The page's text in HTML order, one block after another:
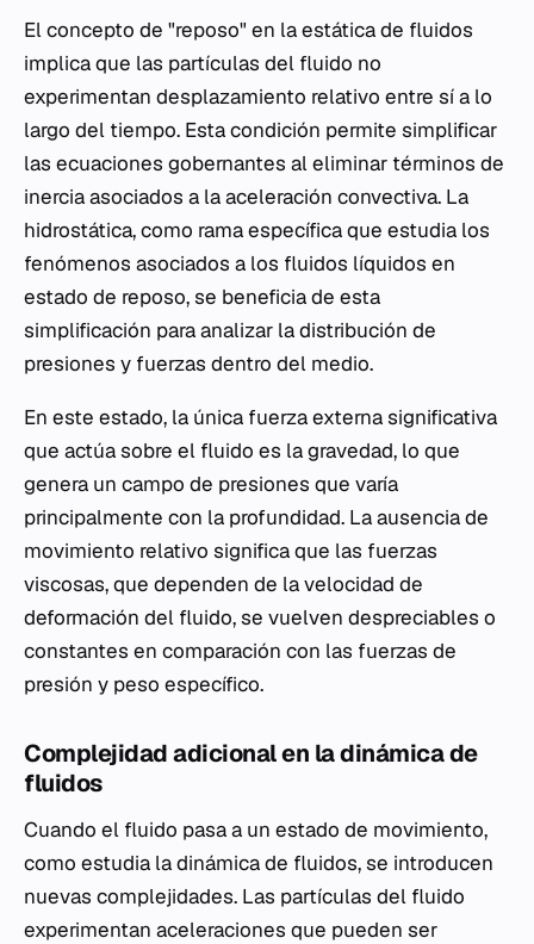
El concepto de "reposo" en la estática de fluidos
implica que las partículas del fluido no
experimentan desplazamiento relativo entre sí a lo
largo del tiempo. Esta condición permite simplificar
las ecuaciones gobernantes al eliminar términos de
inercia asociados a la aceleración convectiva. La
hidrostática, como rama específica que estudia los
fenómenos asociados a los fluidos líquidos en
estado de reposo, se beneficia de esta
simplificación para analizar la distribución de
presiones y fuerzas dentro del medio.
En este estado, la única fuerza externa significativa
que actúa sobre el fluido es la gravedad, lo que
genera un campo de presiones que varía
principalmente con la profundidad. La ausencia de
movimiento relativo significa que las fuerzas
viscosas, que dependen de la velocidad de
deformación del fluido, se vuelven despreciables o
constantes en comparación con las fuerzas de
presión y peso específico.
Complejidad adicional en la dinámica de
fluidos
Cuando el fluido pasa a un estado de movimiento,
como estudia la dinámica de fluidos, se introducen
nuevas complejidades. Las partículas del fluido
experimentan aceleraciones que pueden ser